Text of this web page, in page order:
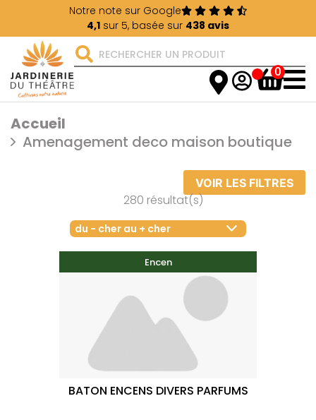
Notre note sur Google
4,1 sur 5, basée sur 438 avis
0
Accueil
Amenagement deco maison boutique
VOIR LES FILTRES
280 résultat(s)
du - cher au + cher
Encen
BATON ENCENS DIVERS PARFUMS